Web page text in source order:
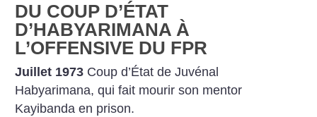
DU COUP D’ÉTAT
D’HABYARIMANA À
L’OFFENSIVE DU FPR
Juillet 1973 Coup d’État de Juvénal
Habyarimana, qui fait mourir son mentor
Kayibanda en prison.